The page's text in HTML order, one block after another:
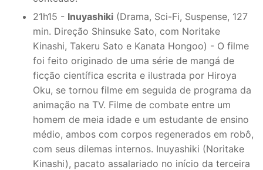
21h15 - Inuyashiki (Drama, Sci-Fi, Suspense, 127
min. Direção Shinsuke Sato, com Noritake
Kinashi, Takeru Sato e Kanata Hongoo) - O filme
foi feito originado de uma série de mangá de
ficção científica escrita e ilustrada por Hiroya
Oku, se tornou filme em seguida de programa da
animação na TV. Filme de combate entre um
homem de meia idade e um estudante de ensino
médio, ambos com corpos regenerados em robô,
com seus dilemas internos. Inuyashiki (Noritake
Kinashi), pacato assalariado no início da terceira